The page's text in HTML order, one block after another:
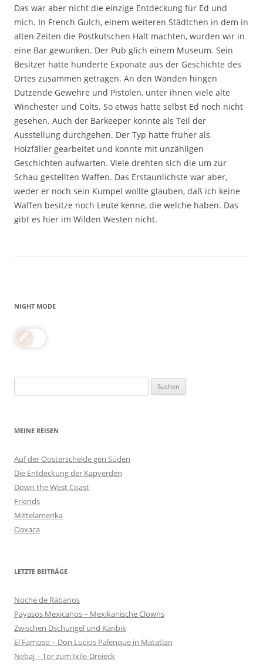
Das war aber nicht die einzige Entdeckung für Ed und
mich. In French Gulch, einem weiteren Städtchen in dem in
alten Zeiten die Postkutschen Halt machten, wurden wir in
eine Bar gewunken. Der Pub glich einem Museum. Sein
Besitzer hatte hunderte Exponate aus der Geschichte des
Ortes zusammen getragen. An den Wänden hingen
Dutzende Gewehre und Pistolen, unter ihnen viele alte
Winchester und Colts. So etwas hatte selbst Ed noch nicht
gesehen. Auch der Barkeeper konnte als Teil der
Ausstellung durchgehen. Der Typ hatte früher als
Holzfäller gearbeitet und konnte mit unzähligen
Geschichten aufwarten. Viele drehten sich die um zur
Schau gestellten Waffen. Das Erstaunlichste war aber,
weder er noch sein Kumpel wollte glauben, daß ich keine
Waffen besitze noch Leute kenne, die welche haben. Das
gibt es hier im Wilden Westen nicht.
NIGHT MODE
nach:
MEINE REISEN
Auf der Oosterschelde gen Süden
Die Entdeckung der Kapverden
Down the West Coast
Friends
Mittelamerika
Oaxaca
LETZTE BEITRÄGE
Noche de Rábanos
Payasos Mexicanos – Mexikanische Clowns
Zwischen Dschungel und Karibik
El Famoso – Don Lucios Palenque in Matatlan
Nebaj – Tor zum Ixile-Dreieck